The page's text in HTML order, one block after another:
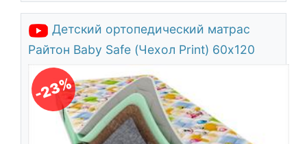
Детский ортопедический матрас
Райтон Baby Safe (Чехол Print) 60х120
-23%